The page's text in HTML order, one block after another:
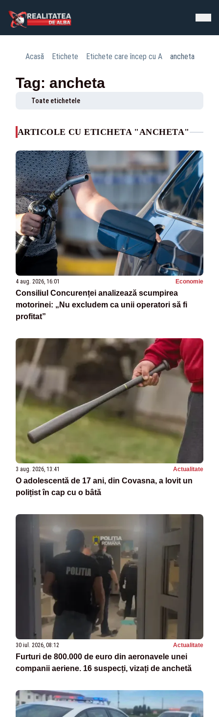
Acasă Etichete Etichete care încep cu A ancheta
Tag: ancheta
Toate etichetele
ARTICOLE CU ETICHETA "ANCHETA"
4 aug. 2026, 16:01 Economie
Consiliul Concurenței analizează scumpirea
motorinei: „Nu excludem ca unii operatori să fi
profitat”
3 aug. 2026, 13:41 Actualitate
O adolescentă de 17 ani, din Covasna, a lovit un
polițist în cap cu o bâtă
30 iul. 2026, 08:12 Actualitate
Furturi de 800.000 de euro din aeronavele unei
companii aeriene. 16 suspecți, vizați de anchetă